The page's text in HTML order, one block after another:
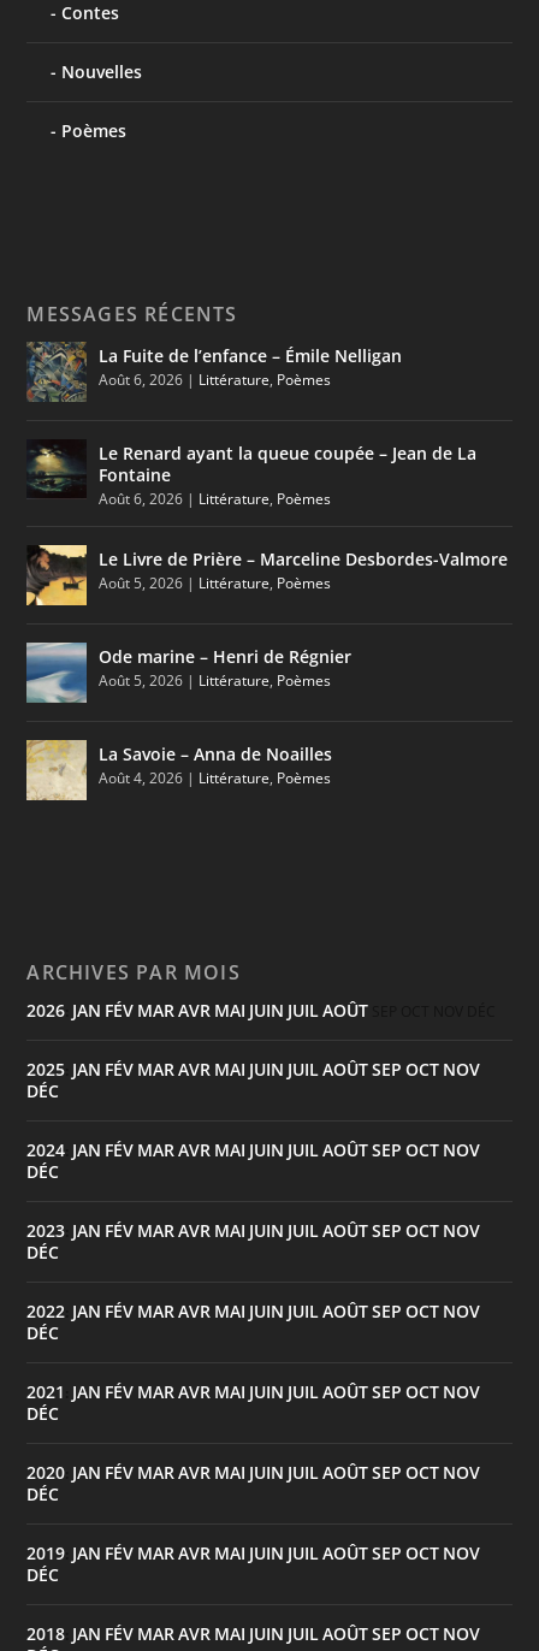
Contes
Nouvelles
Poèmes
MESSAGES RÉCENTS
La Fuite de l’enfance – Émile Nelligan
Août 6, 2026 | Littérature, Poèmes
Le Renard ayant la queue coupée – Jean de La
Fontaine
Août 6, 2026 | Littérature, Poèmes
Le Livre de Prière – Marceline Desbordes-Valmore
Août 5, 2026 | Littérature, Poèmes
Ode marine – Henri de Régnier
Août 5, 2026 | Littérature, Poèmes
La Savoie – Anna de Noailles
Août 4, 2026 | Littérature, Poèmes
ARCHIVES PAR MOIS
2026 JAN FÉV MARAVR MAI JUIN JUILAOÛT
2025 JAN FÉV MARAVR MAI JUIN JUILAOÛTSEP OCT NOV
DÉC
2024 JAN FÉV MARAVR MAI JUIN JUILAOÛTSEP OCT NOV
DÉC
2023 JAN FÉV MARAVR MAI JUIN JUILAOÛTSEP OCT NOV
DÉC
2022 JAN FÉV MARAVR MAI JUIN JUILAOÛTSEP OCT NOV
DÉC
2021 JAN FÉV MARAVR MAI JUIN JUILAOÛTSEP OCT NOV
DÉC
2020 JAN FÉV MARAVR MAI JUIN JUILAOÛTSEP OCT NOV
DÉC
2019 JAN FÉV MARAVR MAI JUIN JUILAOÛTSEP OCT NOV
DÉC
2018 JAN FÉV MARAVR MAI JUIN JUILAOÛTSEP OCT NOV